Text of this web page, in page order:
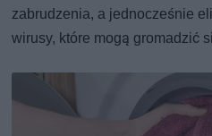
zabrudzenia, a jednocześnie
wirusy, które mogą gromadzić